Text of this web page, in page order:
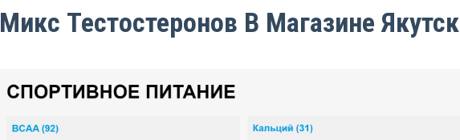
Микс Тестостеронов В Магазине Якутск